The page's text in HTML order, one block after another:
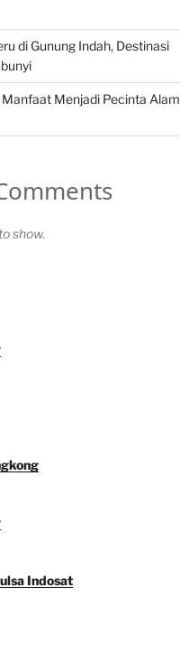
di Gunung Indah, Destinasi
Menjadi Pecinta Alam
show.
Indosat